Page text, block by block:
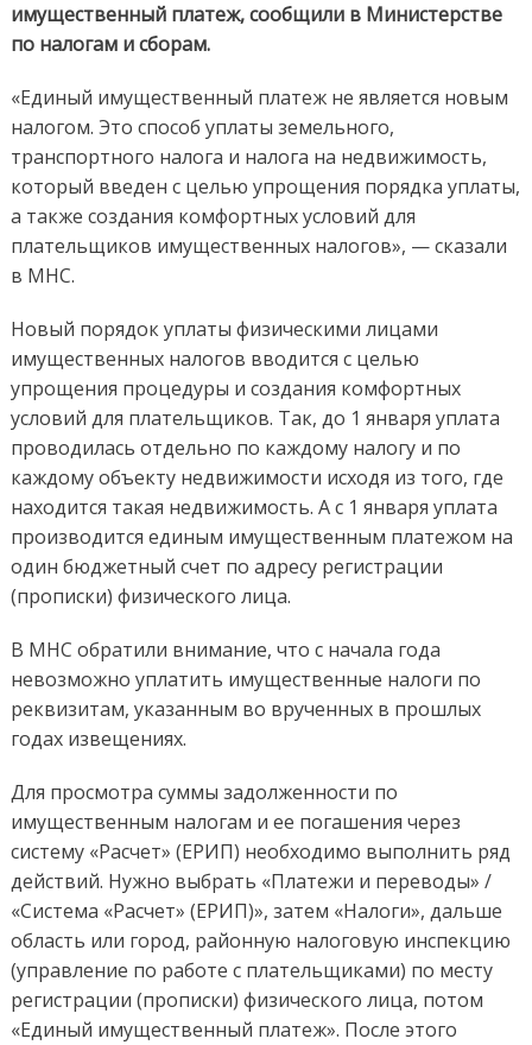
имущественный платеж, сообщили в Министерстве
по налогам и сборам.
«Единый имущественный платеж не является новым
налогом. Это способ уплаты земельного,
транспортного налога и налога на недвижимость,
который введен с целью упрощения порядка уплаты,
а также создания комфортных условий для
плательщиков имущественных налогов», — сказали
в МНС.
Новый порядок уплаты физическими лицами
имущественных налогов вводится с целью
упрощения процедуры и создания комфортных
условий для плательщиков. Так, до 1 января уплата
проводилась отдельно по каждому налогу и по
каждому объекту недвижимости исходя из того, где
находится такая недвижимость. А с 1 января уплата
производится единым имущественным платежом на
один бюджетный счет по адресу регистрации
(прописки) физического лица.
В МНС обратили внимание, что с начала года
невозможно уплатить имущественные налоги по
реквизитам, указанным во врученных в прошлых
годах извещениях.
Для просмотра суммы задолженности по
имущественным налогам и ее погашения через
систему «Расчет» (ЕРИП) необходимо выполнить ряд
действий. Нужно выбрать «Платежи и переводы» /
«Система «Расчет» (ЕРИП)», затем «Налоги», дальше
область или город, районную налоговую инспекцию
(управление по работе с плательщиками) по месту
регистрации (прописки) физического лица, потом
«Единый имущественный платеж». После этого